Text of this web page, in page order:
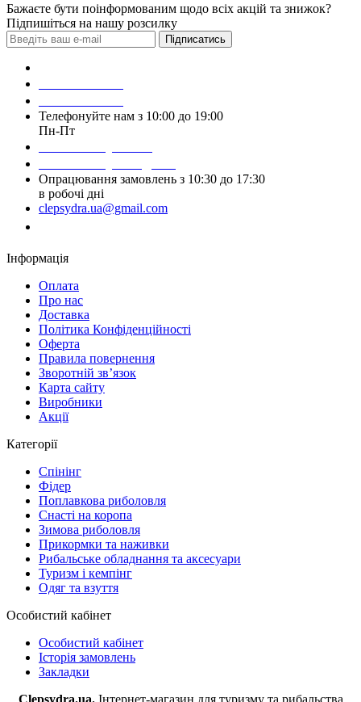
Бажаєте бути поінформованим щодо всіх акцій та знижок?
Підпишіться на нашу розсилку
Підписатись
Телефонуйте нам з 10:00 до 19:00
Пн-Пт
Опрацювання замовлень з 10:30 до 17:30
в робочі дні
clepsydra.ua@gmail.com
Інформація
Оплата
Про нас
Доставка
Політика Конфіденційності
Оферта
Правила повернення
Зворотній зв’язок
Карта сайту
Виробники
Акції
Категорії
Спінінг
Фідер
Поплавкова риболовля
Снасті на коропа
Зимова риболовля
Прикормки та наживки
Рибальське обладнання та аксесуари
Туризм і кемпінг
Одяг та взуття
Особистий кабінет
Особистий кабінет
Історія замовлень
Закладки
Clepsydra.ua. Інтернет-магазин для туризму та рибальства